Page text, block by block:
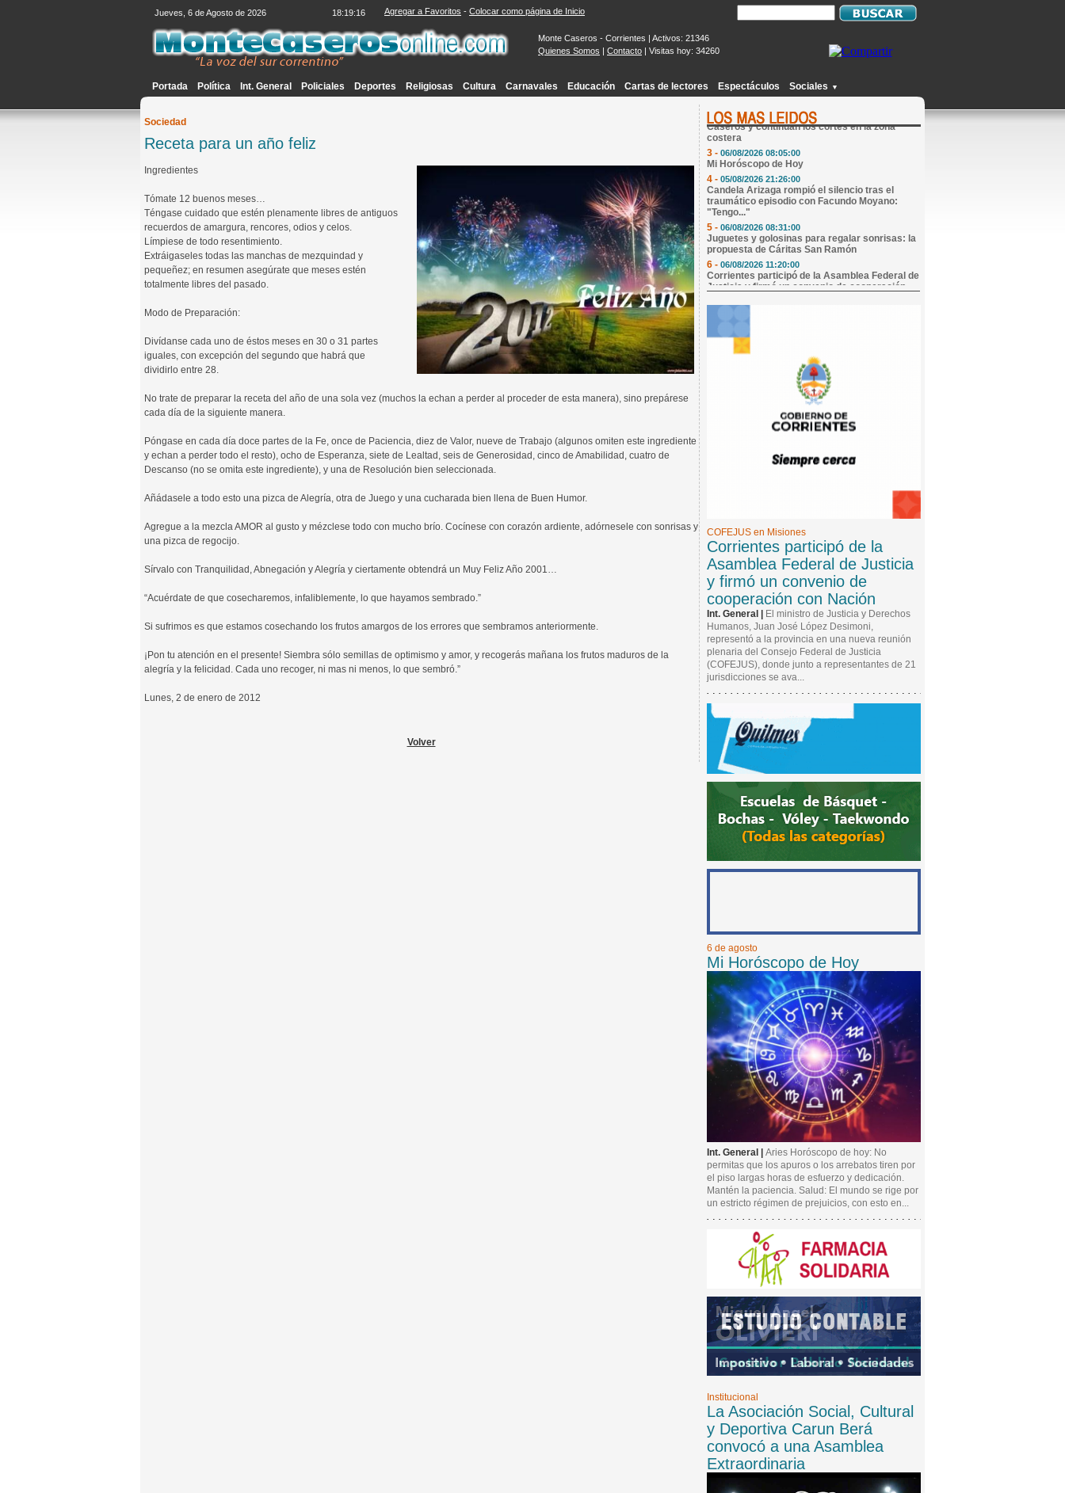
Jueves, 6 de Agosto de 2026 18:19:17 Agregar a Favoritos - Colocar como página de Inicio
Monte Caseros - Corrientes | Activos: 21346
Quienes Somos | Contacto | Visitas hoy: 34260
Portada Política Int. General Policiales Deportes Religiosas Cultura Carnavales Educación Cartas de lectores Espectáculos Sociales ▼
Sociedad
Receta para un año feliz
Ingredientes
Tómate 12 buenos meses…
Téngase cuidado que estén plenamente libres de antiguos
recuerdos de amargura, rencores, odios y celos.
Límpiese de todo resentimiento.
Extráigaseles todas las manchas de mezquindad y
pequeñez; en resumen asegúrate que meses estén
totalmente libres del pasado.
Modo de Preparación:
Divídanse cada uno de éstos meses en 30 o 31 partes
iguales, con excepción del segundo que habrá que
dividirlo entre 28.
No trate de preparar la receta del año de una sola vez (muchos la echan a perder al proceder de esta manera), sino prepárese
cada día de la siguiente manera.
Póngase en cada día doce partes de la Fe, once de Paciencia, diez de Valor, nueve de Trabajo (algunos omiten este ingrediente
y echan a perder todo el resto), ocho de Esperanza, siete de Lealtad, seis de Generosidad, cinco de Amabilidad, cuatro de
Descanso (no se omita este ingrediente), y una de Resolución bien seleccionada.
Añádasele a todo esto una pizca de Alegría, otra de Juego y una cucharada bien llena de Buen Humor.
Agregue a la mezcla AMOR al gusto y mézclese todo con mucho brío. Cocínese con corazón ardiente, adórnesele con sonrisas y
una pizca de regocijo.
Sírvalo con Tranquilidad, Abnegación y Alegría y ciertamente obtendrá un Muy Feliz Año 2001…
“Acuérdate de que cosecharemos, infaliblemente, lo que hayamos sembrado.”
Si sufrimos es que estamos cosechando los frutos amargos de los errores que sembramos anteriormente.
¡Pon tu atención en el presente! Siembra sólo semillas de optimismo y amor, y recogerás mañana los frutos maduros de la
alegría y la felicidad. Cada uno recoger, ni mas ni menos, lo que sembró.”
Lunes, 2 de enero de 2012
Volver
1 -
2 -05/08/2026 19:14:00
Caseros y continúan los cortes en la zona
costera
3 -06/08/2026 08:05:00
Mi Horóscopo de Hoy
4 -05/08/2026 21:26:00
Candela Arizaga rompió el silencio tras el
traumático episodio con Facundo Moyano:
"Tengo..."
5 -06/08/2026 08:31:00
Juguetes y golosinas para regalar sonrisas: la
propuesta de Cáritas San Ramón
6 -06/08/2026 11:20:00
Corrientes participó de la Asamblea Federal de
Justicia y firmó un convenio de cooperación
con Nación
06/08/2026 13:57:00
El Municipio coordinó acciones con
instituciones y fuerzas de seguridad ante los
pronósticos climáticos
COFEJUS en Misiones
Corrientes participó de la
Asamblea Federal de Justicia
y firmó un convenio de
cooperación con Nación
Int. General |
El ministro de Justicia y Derechos
Humanos, Juan José López Desimoni,
representó a la provincia en una nueva reunión
plenaria del Consejo Federal de Justicia
(COFEJUS), donde junto a representantes de 21
jurisdicciones se ava...
6 de agosto
Mi Horóscopo de Hoy
Int. General | Aries Horóscopo de hoy: No
permitas que los apuros o los arrebatos tiren por
el piso largas horas de esfuerzo y dedicación.
Mantén la paciencia. Salud: El mundo se rige por
un estricto régimen de prejuicios, con esto en...
Institucional
La Asociación Social, Cultural
y Deportiva Carun Berá
convocó a una Asamblea
Extraordinaria